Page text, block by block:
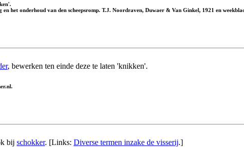
het onderhoud van den scheepsromp. T.J. Noordraven, Duwaer & Van Ginkel, 1921 en
, bewerken ten einde deze te laten 'knikken'.
bij schokker. [Links: Diverse termen inzake de visserij.]